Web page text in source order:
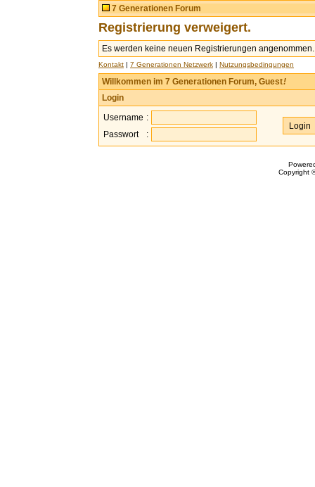
7 Generationen Forum
Registrierung verweigert.
Es werden keine neuen Registrierungen angenommen.
Kontakt | 7 Generationen Netzwerk | Nutzungsbedingungen
Willkommen im 7 Generationen Forum, Guest!
Login
Username :
Passwort
:
Copyright